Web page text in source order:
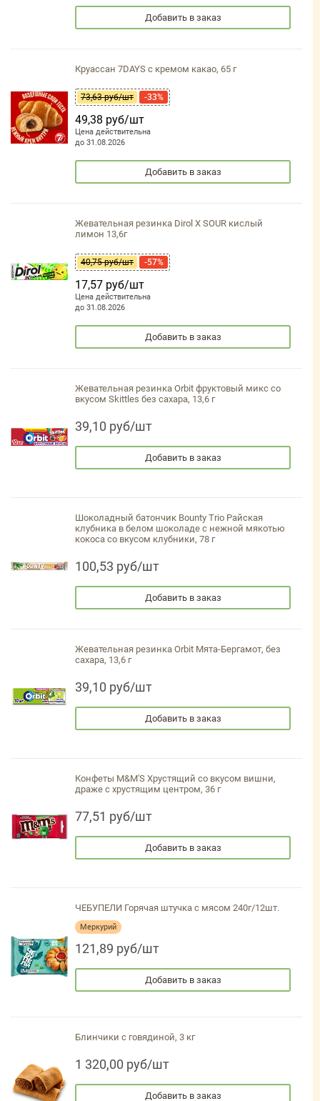
Добавить в заказ
Круассан 7DAYS с кремом какао, 65 г
73,63 руб/шт -33%
49,38 руб/шт
Цена действительна
до 31.08.2026
Добавить в заказ
Жевательная резинка Dirol X SOUR кислый
лимон 13,6г
40,75 руб/шт -57%
17,57 руб/шт
Цена действительна
до 31.08.2026
Добавить в заказ
Жевательная резинка Orbit фруктовый микс со
вкусом Skittles без сахара, 13,6 г
39,10 руб/шт
Добавить в заказ
Шоколадный батончик Bounty Trio Райская
клубника в белом шоколаде с нежной мякотью
кокоса со вкусом клубники, 78 г
100,53 руб/шт
Добавить в заказ
Жевательная резинка Orbit Мята-Бергамот, без
сахара, 13,6 г
39,10 руб/шт
Добавить в заказ
Конфеты M&M'S Хрустящий со вкусом вишни,
драже с хрустящим центром, 36 г
77,51 руб/шт
Добавить в заказ
ЧЕБУПЕЛИ Горячая штучка с мясом 240г/12шт.
Меркурий
121,89 руб/шт
Добавить в заказ
Блинчики с говядиной, 3 кг
1 320,00 руб/шт
Добавить в заказ